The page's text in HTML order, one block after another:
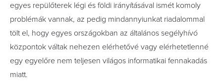
egyes repülőterek légi és földi irányításával ismét komoly
problémák vannak, az pedig mindannyiunkat riadalommal
tölt el, hogy egyes országokban az általános segélyhívó
központok váltak nehezen elérhetővé vagy elérhetetlenné
egy egyelőre nem teljesen világos informatikai fennakadás
miatt.